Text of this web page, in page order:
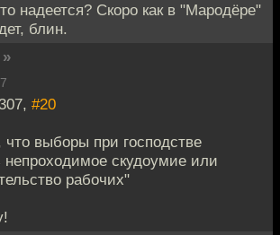
надеется? Скоро как в "Мародёре"
блин.
»
#20
что выборы при господстве
непроходимое скудоумие или
рабочих"